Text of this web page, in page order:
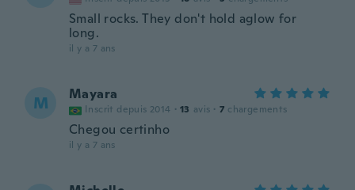
Small rocks. They don't hold aglow for
long.
il y a 7 ans
M Mayara
Inscrit depuis 2014 · 13 avis · 7 chargements
Chegou certinho
il y a 7 ans